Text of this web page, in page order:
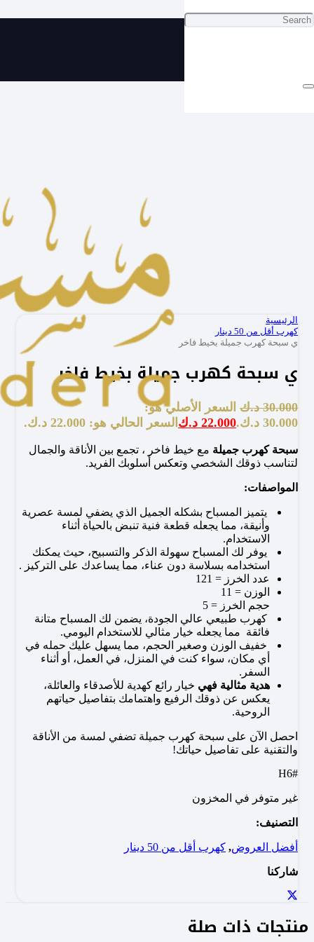
ي سبحة كهرب جميلة بخيط فاخر
الرئيسية
كهرب أقل من 50 دينار
ي سبحة كهرب جميلة بخيط فاخر
ي سبحة كهرب جميلة بخيط فاخر
30.000 د.ك السعر الأصلي هو:
30.000 د.ك.
22.000 د.ك السعر الحالي هو: 22.000 د.ك.
سبحة كهرب جميلة مع خيط فاخر ، تجمع بين الأناقة والجمال
لتناسب ذوقك الشخصي وتعكس أسلوبك الفريد.
المواصفات:
يتميز المسباح بشكله الجميل الذي يضفي لمسة عصرية
وأنيقة، مما يجعله قطعة فنية تنبض بالحياة أثناء
الاستخدام.
يوفر لك المسباح سهولة الذكر والتسبيح، حيث يمكنك
استخدامه بسلاسة دون عناء، مما يساعدك على التركيز .
عدد الخرز = 121
الوزن = 11
حجم الخرز = 5
كهرب طبيعي عالي الجودة، يضمن لك المسباح متانة
فائقة مما يجعله خيار مثالي للاستخدام اليومي.
خفيف الوزن وصغير الحجم، مما يسهل عليك حمله في
أي مكان، سواء كنت في المنزل، في العمل، أو أثناء
السفر.
هدية مثالية فهي خيار رائع كهدية للأصدقاء والعائلة،
يعكس عن ذوقك الرفيع واهتمامك بتفاصيل حياتهم
الروحية.
احصل الآن على سبحة كهرب جميلة تضفي لمسة من الأناقة
والتقنية على تفاصيل حياتك!
#H6
غير متوفر في المخزون
التصنيف:
أفضل العروض, كهرب أقل من 50 دينار
شاركنا
منتجات ذات صلة